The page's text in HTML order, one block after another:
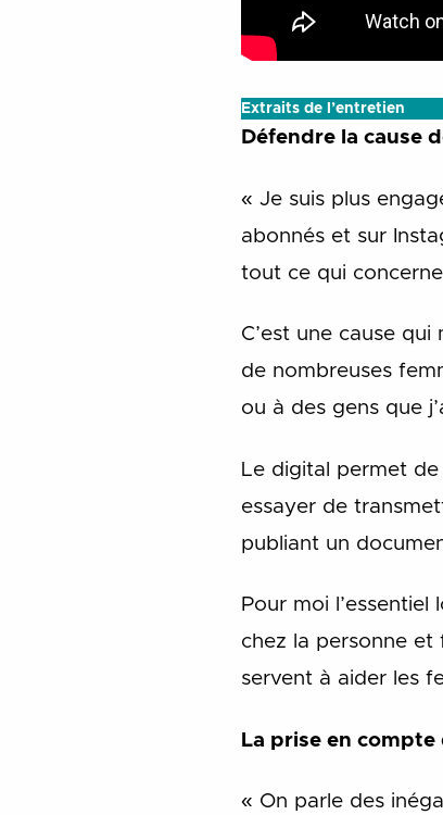
Extraits de l’entretien
Défendre la cause
« Je suis plus
abonnés et sur
tout ce qui
C’est une cause
de nombreuses
ou à des gens que
Le digital permet
essayer de
publiant un
Pour moi l’essentiel
chez la personne et
servent à aider les
La prise en
« On parle des